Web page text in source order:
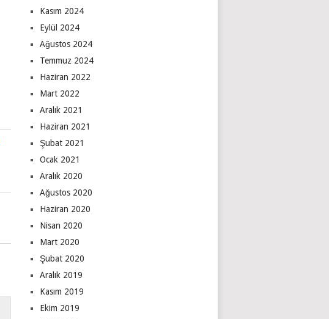
Kasım 2024
Eylül 2024
Ağustos 2024
Temmuz 2024
Haziran 2022
Mart 2022
Aralık 2021
Haziran 2021
Şubat 2021
Ocak 2021
Aralık 2020
Ağustos 2020
Haziran 2020
Nisan 2020
Mart 2020
Şubat 2020
Aralık 2019
Kasım 2019
Ekim 2019